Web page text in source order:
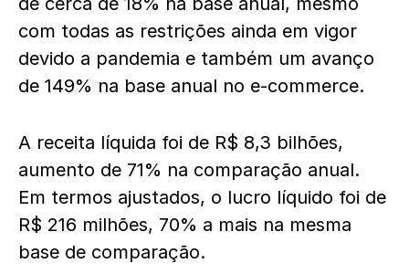
com todas as restrições ainda em vigor
devido a pandemia e também um avanço
de 149% na base anual no e-commerce.
A receita líquida foi de R$ 8,3 bilhões,
aumento de 71% na comparação anual.
Em termos ajustados, o lucro líquido foi de
R$ 216 milhões, 70% a mais na mesma
base de comparação.